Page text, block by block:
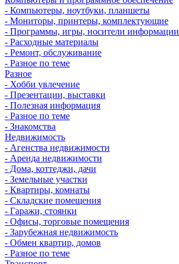
- Компьютеры, ноутбуки, планшеты
- Мониторы, принтеры, комплектующие
- Программы, игры, носители информации
- Расходные материалы
- Ремонт, обслуживание
- Разное по теме
Разное
- Хобби увлечение
- Презентации, выставки
- Полезная информация
- Разное по теме
- Знакомства
Недвижимость
- Агенства недвижимости
- Аренда недвижимости
- Дома, коттеджи, дачи
- Земельные участки
- Квартиры, комнаты
- Складские помещения
- Гаражи, стоянки
- Офисы, торговые помещения
- Зарубежная недвижимость
- Обмен квартир, домов
- Разное по теме